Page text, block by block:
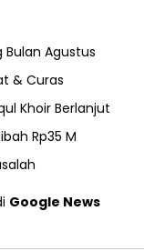
Bulan Agustus
& Curas
Khoir Berlanjut
Rp35 M
Google News